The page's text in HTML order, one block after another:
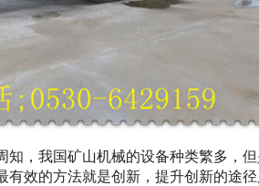
知，我国矿山机械的设备种类繁多，
有效的方法就是创新，提升创新的途